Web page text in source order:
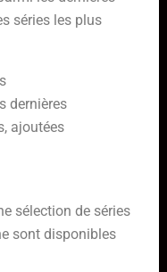
séries les plus
dernières
ajoutées
sélection de séries
sont disponibles